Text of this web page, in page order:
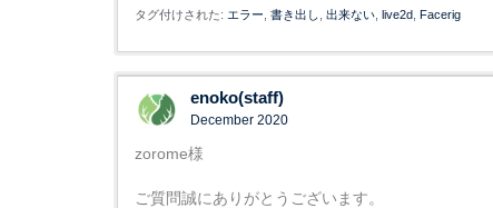
タグ付けされた: エラー 書き出し 出来ない live2d Facerig
enoko(staff)
December 2020
zorome様
ご質問誠にありがとうございます。